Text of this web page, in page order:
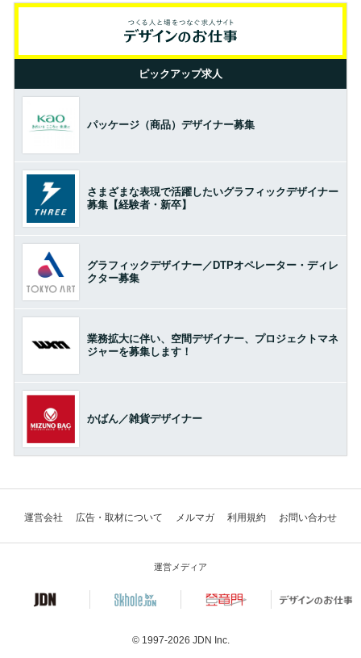
ピックアップ求人
パッケージ（商品）デザイナー募集
さまざまな表現で活躍したいグラフィックデザイナー
募集【経験者・新卒】
グラフィックデザイナー／DTPオペレーター・ディレ
クター募集
業務拡大に伴い、空間デザイナー、プロジェクトマネ
ジャーを募集します！
かばん／雑貨デザイナー
運営会社 広告・取材について メルマガ 利用規約 お問い合わせ
運営メディア
© 1997-2026 JDN Inc.